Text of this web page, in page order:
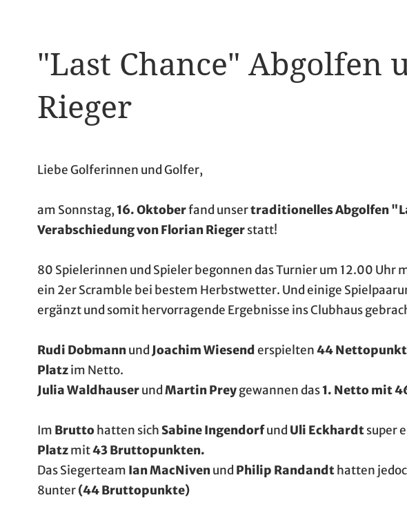
"Last Chance" Abgolfen
Rieger
Liebe Golferinnen und Golfer,
am Sonnstag,16. Oktoberfand unsertraditionelles Abgolfen
Verabschiedung von Florian Riegerstatt!
80 Spielerinnen und Spieler begonnen das Turnier um 12.00 Uhr
ein 2er Scramble bei bestem Herbstwetter. Und einige
ergänzt und somit hervorragende Ergebnisse ins Clubhaus
Rudi Dobmannund Joachim Wiesend erspielten44
Platzim Netto.
Julia Waldhauserund Martin Preygewannen das1. Netto mit
Im Bruttohatten sichSabine Ingendorfund Uli Eckhardtsuper
Platzmit43 Bruttopunkten.
Das Siegerteam Ian MacNivenund Philip Randandthatten
8unter(44 Bruttopunkte)